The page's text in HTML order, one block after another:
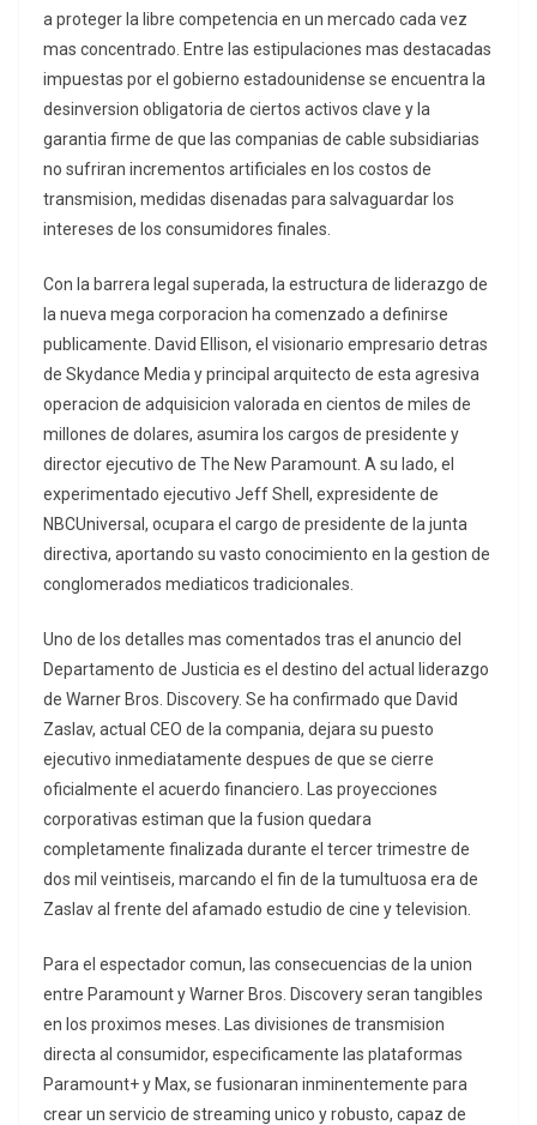
a proteger la libre competencia en un mercado cada vez
mas concentrado. Entre las estipulaciones mas destacadas
impuestas por el gobierno estadounidense se encuentra la
desinversion obligatoria de ciertos activos clave y la
garantia firme de que las companias de cable subsidiarias
no sufriran incrementos artificiales en los costos de
transmision, medidas disenadas para salvaguardar los
intereses de los consumidores finales.
Con la barrera legal superada, la estructura de liderazgo de
la nueva mega corporacion ha comenzado a definirse
publicamente. David Ellison, el visionario empresario detras
de Skydance Media y principal arquitecto de esta agresiva
operacion de adquisicion valorada en cientos de miles de
millones de dolares, asumira los cargos de presidente y
director ejecutivo de The New Paramount. A su lado, el
experimentado ejecutivo Jeff Shell, expresidente de
NBCUniversal, ocupara el cargo de presidente de la junta
directiva, aportando su vasto conocimiento en la gestion de
conglomerados mediaticos tradicionales.
Uno de los detalles mas comentados tras el anuncio del
Departamento de Justicia es el destino del actual liderazgo
de Warner Bros. Discovery. Se ha confirmado que David
Zaslav, actual CEO de la compania, dejara su puesto
ejecutivo inmediatamente despues de que se cierre
oficialmente el acuerdo financiero. Las proyecciones
corporativas estiman que la fusion quedara
completamente finalizada durante el tercer trimestre de
dos mil veintiseis, marcando el fin de la tumultuosa era de
Zaslav al frente del afamado estudio de cine y television.
Para el espectador comun, las consecuencias de la union
entre Paramount y Warner Bros. Discovery seran tangibles
en los proximos meses. Las divisiones de transmision
directa al consumidor, especificamente las plataformas
Paramount+ y Max, se fusionaran inminentemente para
crear un servicio de streaming unico y robusto, capaz de